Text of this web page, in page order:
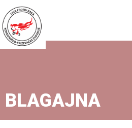
BLAGAJNA